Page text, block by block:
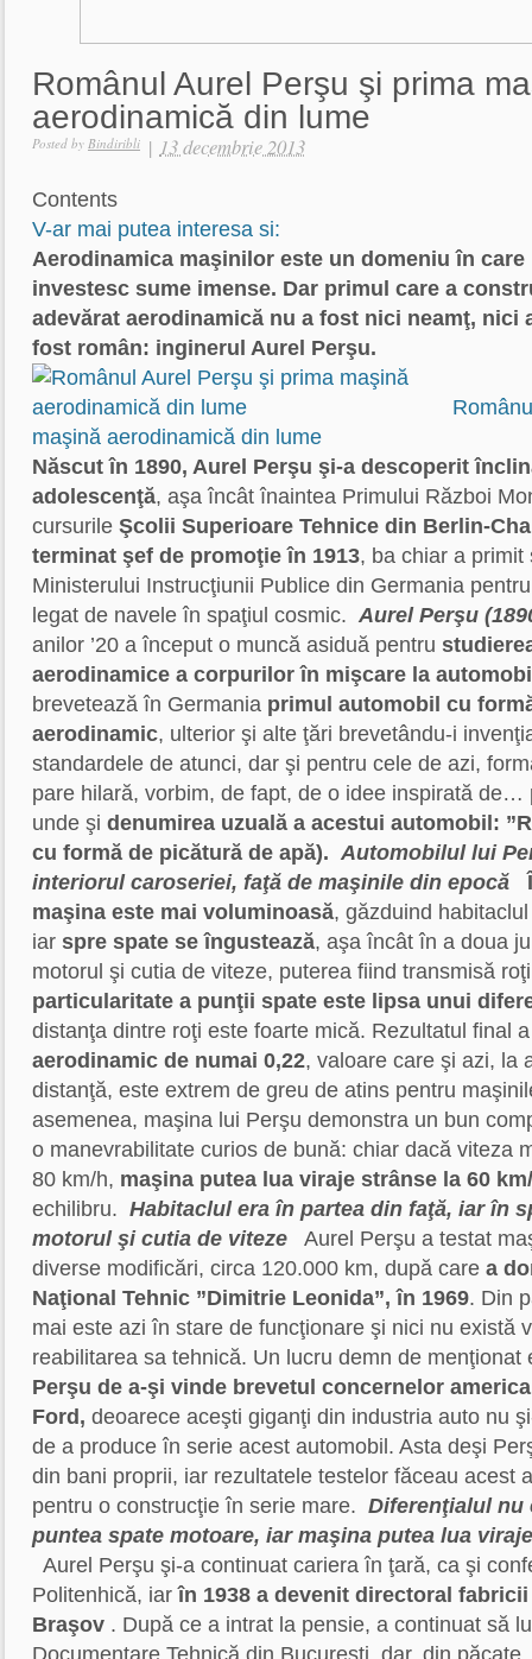
Românul Aurel Perşu şi prima
aerodinamică din lume
Posted by Bindiribli | 13 decembrie 2013
Contents
V-ar mai putea interesa si:
Aerodinamica maşinilor este un domeniu în
investesc sume imense. Dar primul care a
adevărat aerodinamică nu a fost nici neamţ, nici
fost român: inginerul Aurel Perşu.
maşină aerodinamică din lume
Născut în 1890, Aurel Perşu şi-a descoperit
adolescenţă, aşa încât înaintea Primului Război
cursurile Şcolii Superioare Tehnice din Berlin-
terminat şef de promoţie în 1913, ba chiar a
Ministerului Instrucţiunii Publice din Germania
legat de navele în spaţiul cosmic. Aurel Perşu
anilor ’20 a început o muncă asiduă pentru
aerodinamice a corpurilor în mişcare la
brevetează în Germania primul automobil cu
aerodinamic, ulterior şi alte ţări brevetându-i
standardele de atunci, dar şi pentru cele de azi,
pare hilară, vorbim, de fapt, de o idee inspirată de…
unde şi denumirea uzuală a acestui automobil:
cu formă de picătură de apă). Automobilul lui
interiorul caroseriei, faţă de maşinile din epocă
maşina este mai voluminoasă, găzduind
iar spre spate se îngustează, aşa încât în a doua
motorul şi cutia de viteze, puterea fiind transmisă
particularitate a punţii spate este lipsa unui
distanţa dintre roţi este foarte mică. Rezultatul final
aerodinamic de numai 0,22, valoare care şi azi, la
distanţă, este extrem de greu de atins pentru
asemenea, maşina lui Perşu demonstra un bun
o manevrabilitate curios de bună: chiar dacă viteza
80 km/h, maşina putea lua viraje strânse la 60
echilibru. Habitaclul era în partea din faţă, iar în
motorul şi cutia de viteze Aurel Perşu a testat
diverse modificări, circa 120.000 km, după care a
Naţional Tehnic ”Dimitrie Leonida”, în 1969. Din
mai este azi în stare de funcţionare şi nici nu există
reabilitarea sa tehnică. Un lucru demn de menţionat
Perşu de a-şi vinde brevetul concernelor
Ford, deoarece aceşti giganţi din industria auto nu
de a produce în serie acest automobil. Asta deşi
din bani proprii, iar rezultatele testelor făceau acest
pentru o construcţie în serie mare. Diferenţialul nu
puntea spate motoare, iar maşina putea lua
Aurel Perşu şi-a continuat cariera în ţară, ca şi
Politenhică, iarîn 1938 a devenit directoral
Braşov . După ce a intrat la pensie, a continuat să
Documentare Tehnică din Bucureşti, dar, din